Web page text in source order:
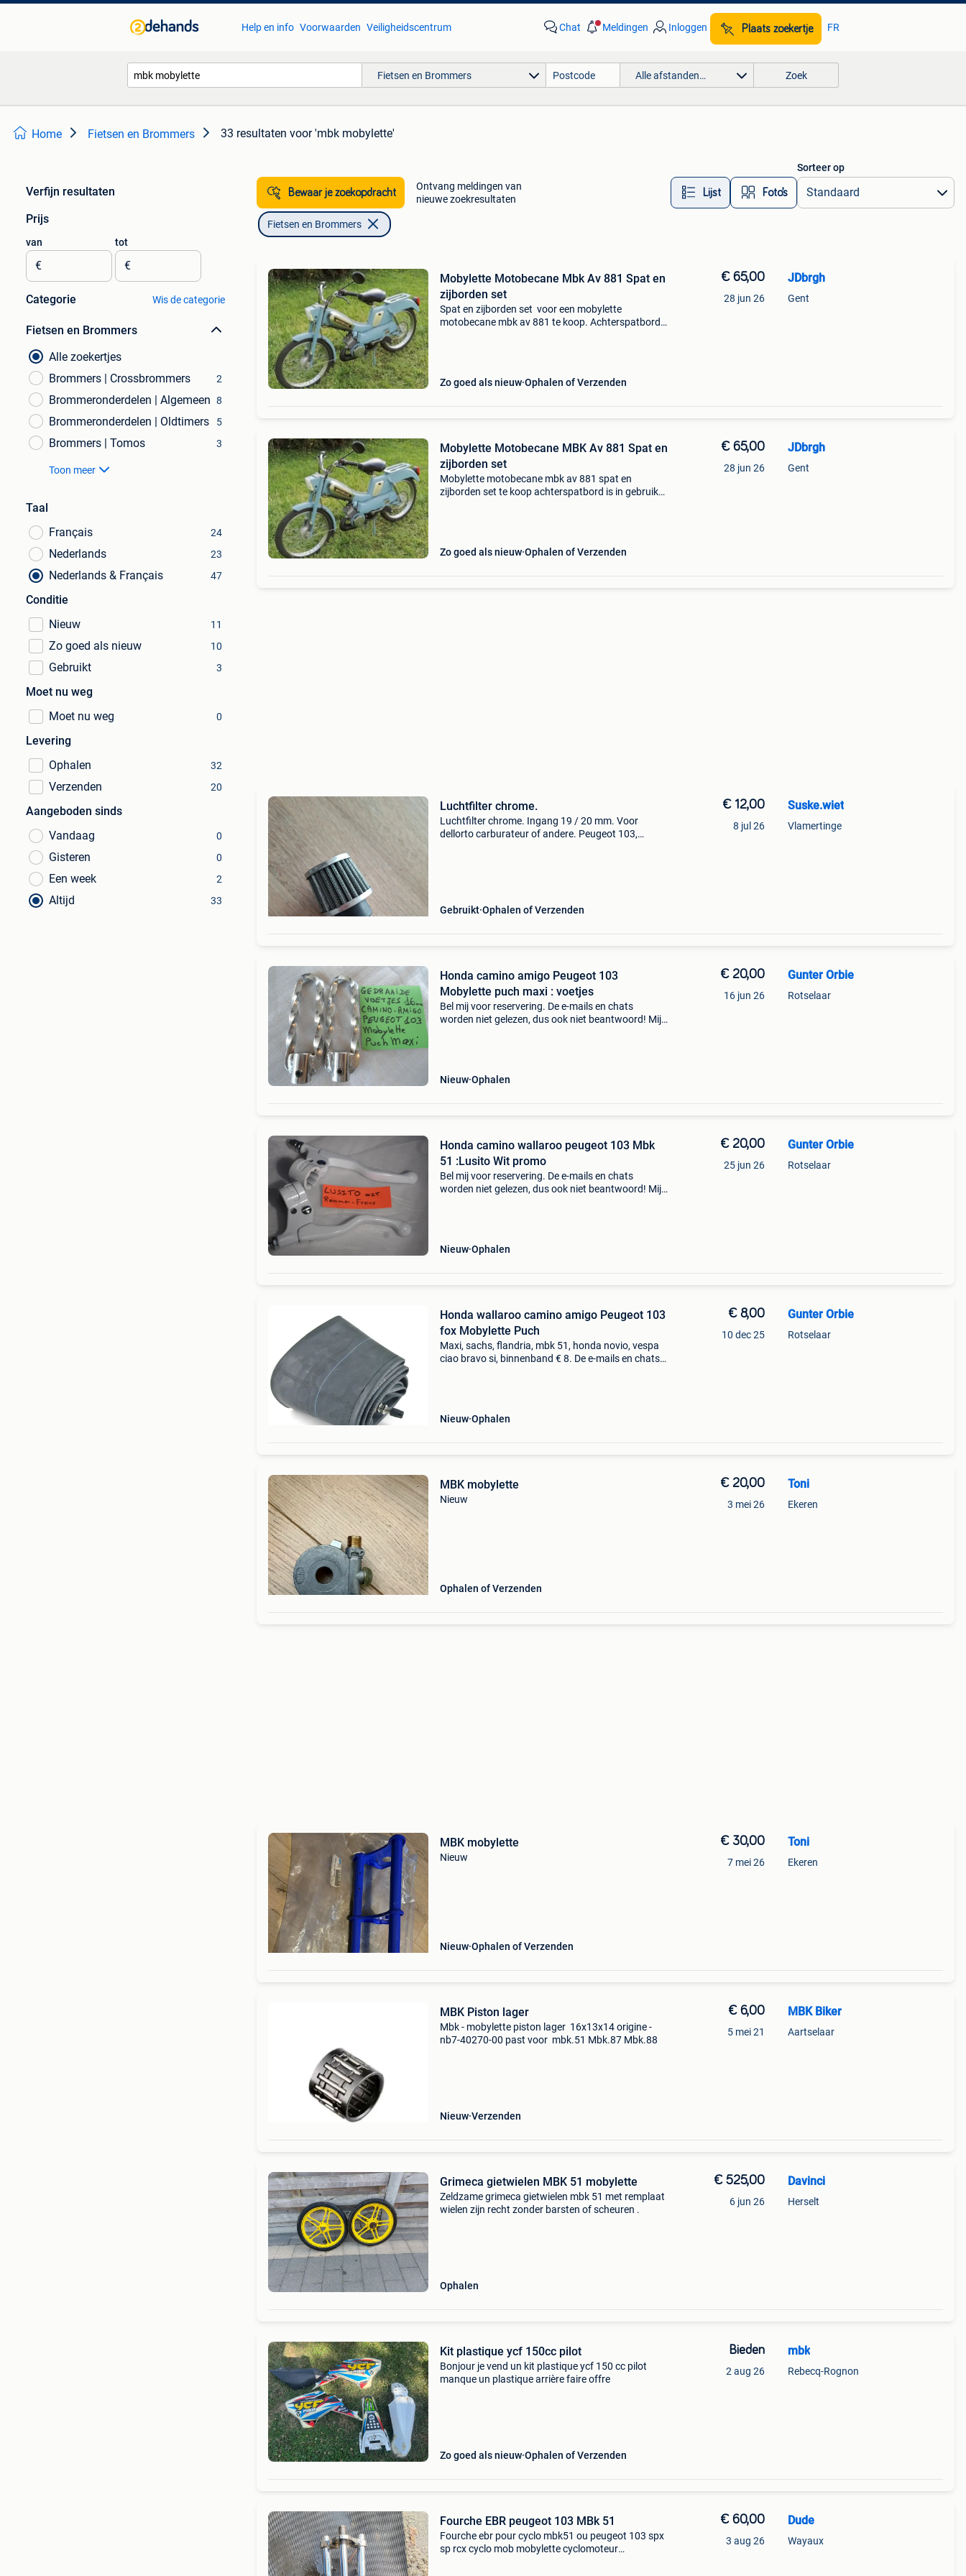
Help en info Voorwaarden Veiligheidscentrum Chat Meldingen Inloggen Plaats zoekertje FR
Fietsen en Brommers Alle afstanden… Zoek
Home Fietsen en Brommers 33 resultaten voor 'mbk mobylette'
Verfijn resultaten
Prijs
van
€
tot
€
Categorie Wis de categorie
Fietsen en Brommers
Alle zoekertjes
Brommers | Crossbrommers
2
Brommeronderdelen | Algemeen 8
Brommeronderdelen | Oldtimers 5
Brommers | Tomos 3
Toon meer
Taal
Français
24
Nederlands 23
Nederlands & Français 47
Conditie
Nieuw
11
Zo goed als nieuw 10
Gebruikt 3
Moet nu weg
Moet nu weg
0
Levering
Ophalen
32
Verzenden 20
Aangeboden sinds
Vandaag
0
Gisteren 0
Een week 2
Altijd 33
Bewaar je zoekopdracht
Ontvang meldingen van
nieuwe zoekresultaten
Lijst Foto’s
Sorteer op
Fietsen en Brommers
Mobylette Motobecane Mbk Av 881 Spat en
zijborden set
Spat en zijborden set voor een mobylette
motobecane mbk av 881 te koop. Achterspatbord
Zo goed als nieuw Ophalen of Verzenden
€ 65,00
28 jun 26
JDbrgh
Gent
Mobylette Motobecane MBK Av 881 Spat en
zijborden set
Mobylette motobecane mbk av 881 spat en
zijborden set te koop achterspatbord is in gebruikte
Zo goed als nieuw Ophalen of Verzenden
€ 65,00
28 jun 26
JDbrgh
Gent
Luchtfilter chrome.
Luchtfilter chrome. Ingang 19 / 20 mm. Voor
dellorto carburateur of andere. Peugeot 103,
Gebruikt Ophalen of Verzenden
€ 12,00
8 jul 26
Suske.wiet
Vlamertinge
Honda camino amigo Peugeot 103
Mobylette puch maxi : voetjes
Bel mij voor reservering. De e-mails en chats
worden niet gelezen, dus ook niet beantwoord! Mijn
Nieuw Ophalen
€ 20,00
16 jun 26
Gunter Orbie
Rotselaar
Honda camino wallaroo peugeot 103 Mbk
51 :Lusito Wit promo
Bel mij voor reservering. De e-mails en chats
worden niet gelezen, dus ook niet beantwoord! Mijn
Nieuw Ophalen
€ 20,00
25 jun 26
Gunter Orbie
Rotselaar
Honda wallaroo camino amigo Peugeot 103
fox Mobylette Puch
Maxi, sachs, flandria, mbk 51, honda novio, vespa
ciao bravo si, binnenband € 8. De e-mails en chats
Nieuw Ophalen
€ 8,00
10 dec 25
Gunter Orbie
Rotselaar
MBK mobylette
Nieuw
Ophalen of Verzenden
€ 20,00
3 mei 26
Toni
Ekeren
MBK mobylette
Nieuw
Nieuw Ophalen of Verzenden
€ 30,00
7 mei 26
Toni
Ekeren
MBK Piston lager
Mbk - mobylette piston lager 16x13x14 origine -
nb7-40270-00 past voor mbk.51 Mbk.87 Mbk.88
Nieuw Verzenden
€ 6,00
5 mei 21
MBK Biker
Aartselaar
Grimeca gietwielen MBK 51 mobylette
Zeldzame grimeca gietwielen mbk 51 met remplaat
wielen zijn recht zonder barsten of scheuren .
Ophalen
€ 525,00
6 jun 26
Davinci
Herselt
Kit plastique ycf 150cc pilot
Bonjour je vend un kit plastique ycf 150 cc pilot
manque un plastique arrière faire offre
Zo goed als nieuw Ophalen of Verzenden
Bieden
2 aug 26
mbk
Rebecq-Rognon
Fourche EBR peugeot 103 MBk 51
Fourche ebr pour cyclo mbk51 ou peugeot 103 spx
sp rcx cyclo mob mobylette cyclomoteur
€ 60,00
3 aug 26
Dude
Wayaux